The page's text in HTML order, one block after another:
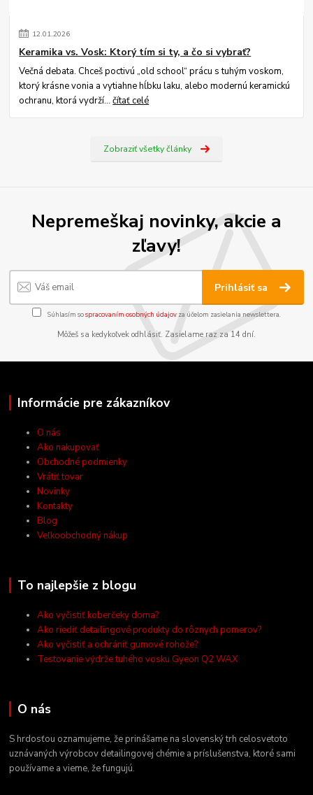
12.01.2026
Keramika vs. Vosk: Ktorý tím si ty, a čo si vybrať?
Večná debata. Chceš poctivú „old school“ prácu s tuhým voskom,
ktorý krásne vonia a vytiahne hĺbku laku, alebo modernú keramickú
ochranu, ktorá vydrží...čítať celé
Zobraziť všetky články
Nepremeškaj novinky, akcie a
zľavy!
Prihlásiť sa
Súhlasím sospracovaním osobných údajov za účelom zasielania newslettera.
Môžeš sa kedykoľvek odhlásiť. Zasielame raz za 14 dní.
Informácie pre zákazníkov
O nás
Ako nakupovať
Obchodné podmienky
Vrátiť tovar
Novinky
Kontakty
Blog
Veľkoobchodný nákup
To najlepšie z blogu
Ako vyčistiť koberčeky doma?
Ako riediť detailingové produkty do rôznych pomerov?
Ako vyčistiť a ochrániť gumové rohože?
Testovanie výdrže tuhého vosku Gyeon Q2 WAX
O nás
S hrdosťou oznamujeme, že prinášame na slovenský trh celosvetoto
uznávaných výrobcov detailingovej chémie a príslušenstva, ktoré sami
používame a vieme, že fungujú.